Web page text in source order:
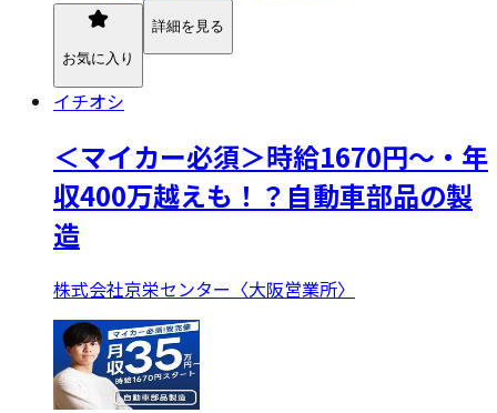
お気に入り
詳細を見る
イチオシ
＜マイカー必須＞時給1670円～・年
収400万越えも！？自動車部品の製
造
株式会社京栄センター〈大阪営業所〉